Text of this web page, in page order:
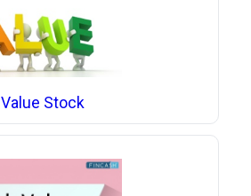
Value Stock